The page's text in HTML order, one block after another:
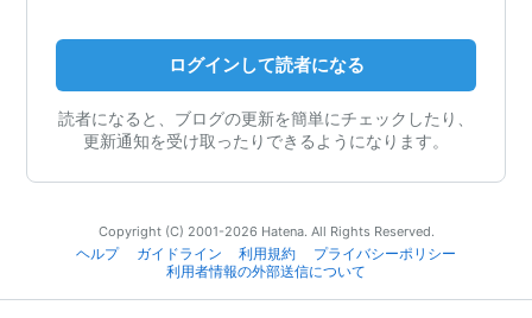
ログインして読者になる
読者になると、ブログの更新を簡単にチェックしたり、
更新通知を受け取ったりできるようになります。
Copyright (C) 2001-2026 Hatena. All Rights Reserved.
ヘルプ
ガイドライン 利用規約
プライバシーポリシー
利用者情報の外部送信について